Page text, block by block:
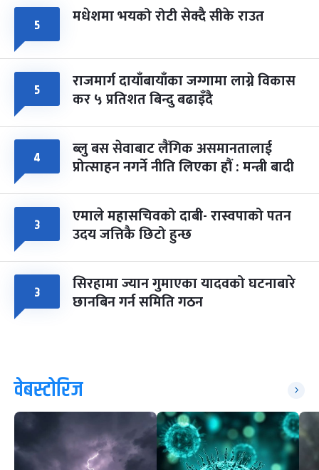
५ मधेशमा भयको रोटी सेक्दै सीके राउत
५ राजमार्ग दायाँबायाँका जग्गामा लाग्ने विकास
कर ५ प्रतिशत बिन्दु बढाइँदै
४ ब्लु बस सेवाबाट लैंगिक असमानतालाई
प्रोत्साहन नगर्ने नीति लिएका हौं : मन्त्री बादी
३ एमाले महासचिवको दाबी- रास्वपाको पतन
उदय जत्तिकै छिटो हुन्छ
३ सिरहामा ज्यान गुमाएका यादवको घटनाबारे
छानबिन गर्न समिति गठन
वेबस्टोरिज